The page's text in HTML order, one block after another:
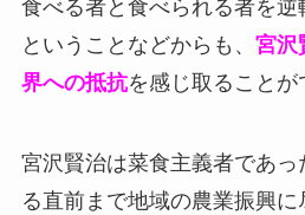
食べる者と食べられる者を逆
ということなどからも、 宮沢
界への抵抗を感じ取ることが
宮沢賢治は菜食主義者であ
る直前まで地域の農業振興